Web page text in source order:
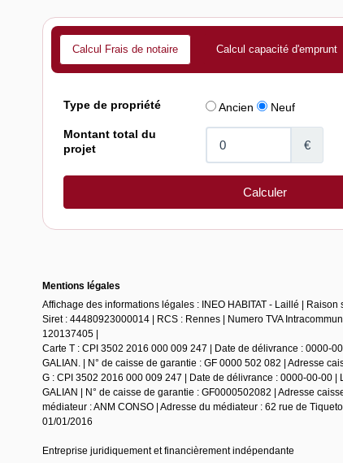
Calcul Frais de notaire Calcul capacité d'emprunt
Mentions légales
Affichage des informations légales : INEO HABITAT - Laillé |
Siret : 44480923000014 | RCS : Rennes | Numero TVA
120137405 |
Carte T : CPI 3502 2016 000 009 247 | Date de délivrance : 0000-
GALIAN. | N° de caisse de garantie : GF 0000 502 082 | Adresse
G : CPI 3502 2016 000 009 247 | Date de délivrance : 0000-00-00
GALIAN | N° de caisse de garantie : GF0000502082 | Adresse
médiateur : ANM CONSO | Adresse du médiateur : 62 rue de
01/01/2016
Entreprise juridiquement et financièrement indépendante